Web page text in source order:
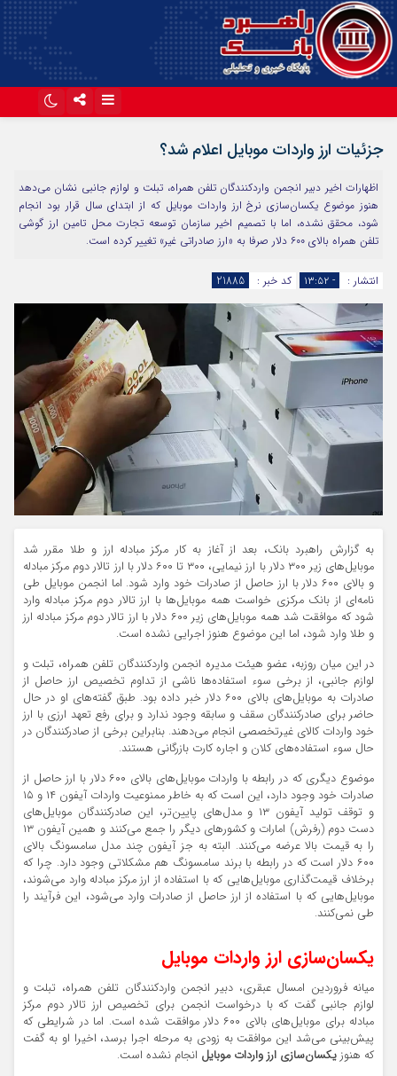
جزئیات ارز واردات موبایل اعلام شد؟
اظهارات اخیر دبیر انجمن واردکنندگان تلفن همراه، تبلت و لوازم جانبی نشان می‌دهد
هنوز موضوع یکسان‌سازی نرخ ارز واردات موبایل که از ابتدای سال قرار بود انجام
شود، محقق نشده، اما با تصمیم اخیر سازمان توسعه تجارت محل تامین ارز گوشی
تلفن همراه بالای ۶۰۰ دلار صرفا به «ارز صادراتی غیر» تغییر کرده است.
انتشار : - ۱۳:۵۲ کد خبر : 21885
به گزارش راهبرد بانک، بعد از آغاز به کار مرکز مبادله ارز و طلا مقرر شد
موبایل‌های زیر ۳۰۰ دلار با ارز نیمایی، ۳۰۰ تا ۶۰۰ دلار با ارز تالار دوم مرکز مبادله
و بالای ۶۰۰ دلار با ارز حاصل از صادرات خود وارد شود. اما انجمن موبایل طی
نامه‌ای از بانک مرکزی خواست همه موبایل‌ها با ارز تالار دوم مرکز مبادله وارد
شود که موافقت شد همه موبایل‌های زیر ۶۰۰ دلار با ارز تالار دوم مرکز مبادله ارز
و طلا وارد شود، اما این موضوع هنوز اجرایی نشده است.
در این میان روزبه، عضو هیئت مدیره انجمن واردکنندگان تلفن همراه، تبلت و
لوازم جانبی، از برخی سوء استفاده‌ها ناشی از تداوم تخصیص ارز حاصل از
صادرات به موبایل‌های بالای ۶۰۰ دلار خبر داده بود. طبق گفته‌های او در حال
حاضر برای صادرکنندگان سقف و سابقه وجود ندارد و برای رفع تعهد ارزی با ارز
خود واردات کالای غیرتخصصی انجام می‌دهند. بنابراین برخی از صادرکنندگان در
حال سوء استفاده‌های کلان و اجاره کارت بازرگانی هستند.
موضوع دیگری که در رابطه با واردات موبایل‌های بالای ۶۰۰ دلار با ارز حاصل از
صادرات خود وجود دارد، این است که به خاطر ممنوعیت واردات آیفون ۱۴ و ۱۵
و توقف تولید آیفون ۱۳ و مدل‌های پایین‌تر، این صادرکنندگان موبایل‌های
دست دوم (رفرش) امارات و کشورهای دیگر را جمع می‌کنند و همین آیفون ۱۳
را به قیمت بالا عرضه می‌کنند. البته به جز آیفون چند مدل سامسونگ بالای
۶۰۰ دلار است که در رابطه با برند سامسونگ هم مشکلاتی وجود دارد. چرا که
برخلاف قیمت‌گذاری موبایل‌هایی که با استفاده از ارز مرکز مبادله وارد می‌شوند،
موبایل‌هایی که با استفاده از ارز حاصل از صادرات وارد می‌شود، این فرآیند را
طی نمی‌کنند.
یکسان‌سازی ارز واردات موبایل
میانه فروردین امسال عبقری، دبیر انجمن واردکنندگان تلفن همراه، تبلت و
لوازم جانبی گفت که با درخواست انجمن برای تخصیص ارز تالار دوم مرکز
مبادله برای موبایل‌های بالای ۶۰۰ دلار موافقت شده است. اما در شرایطی که
پیش‌بینی می‌شد این موافقت به زودی به مرحله اجرا برسد، اخیرا او به گفت
که هنوزیکسان‌سازی ارز واردات موبایل انجام نشده است.